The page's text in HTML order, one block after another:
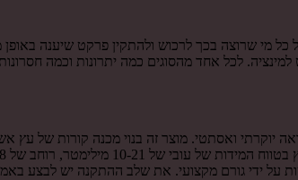
מי שרוצה בכך לרכוש ולהתקין פרקט שיענה
לכל אחד מהסוגים כמה יתרונות וכמה
יוקרתי ואסתטי. מוצר זה בנוי מכנה קורות של עץ
ידי גורם מקצועי. את שלב ההתקנה יש לבצע